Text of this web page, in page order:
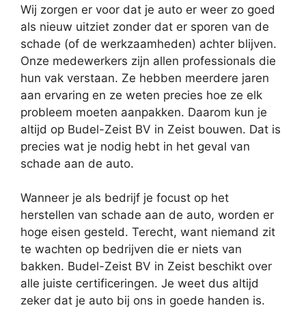
Wij zorgen er voor dat je auto er weer zo goed
als nieuw uitziet zonder dat er sporen van de
schade (of de werkzaamheden) achter blijven.
Onze medewerkers zijn allen professionals die
hun vak verstaan. Ze hebben meerdere jaren
aan ervaring en ze weten precies hoe ze elk
probleem moeten aanpakken. Daarom kun je
altijd op Budel-Zeist BV in Zeist bouwen. Dat is
precies wat je nodig hebt in het geval van
schade aan de auto.
Wanneer je als bedrijf je focust op het
herstellen van schade aan de auto, worden er
hoge eisen gesteld. Terecht, want niemand zit
te wachten op bedrijven die er niets van
bakken. Budel-Zeist BV in Zeist beschikt over
alle juiste certificeringen. Je weet dus altijd
zeker dat je auto bij ons in goede handen is.